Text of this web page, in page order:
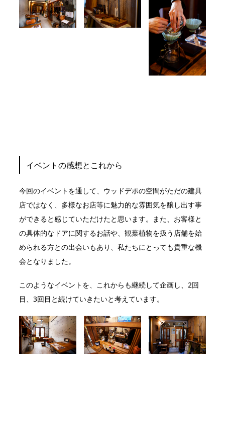
イベントの感想とこれから
今回のイベントを通して、ウッドデポの空間がただの建具
店ではなく、多様なお店等に魅力的な雰囲気を醸し出す事
ができると感じていただけたと思います。また、お客様と
の具体的なドアに関するお話や、観葉植物を扱う店舗を始
められる方との出会いもあり、私たちにとっても貴重な機
会となりました。
このようなイベントを、これからも継続して企画し、2回
目、3回目と続けていきたいと考えています。